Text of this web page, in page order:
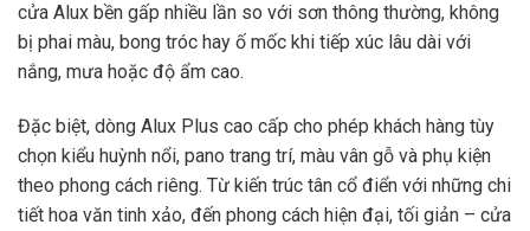
cửa Alux bền gấp nhiều lần so với sơn thông thường, không
bị phai màu, bong tróc hay ố mốc khi tiếp xúc lâu dài với
nắng, mưa hoặc độ ẩm cao.
Đặc biệt, dòng Alux Plus cao cấp cho phép khách hàng tùy
chọn kiểu huỳnh nổi, pano trang trí, màu vân gỗ và phụ kiện
theo phong cách riêng. Từ kiến trúc tân cổ điển với những chi
tiết hoa văn tinh xảo, đến phong cách hiện đại, tối giản – cửa